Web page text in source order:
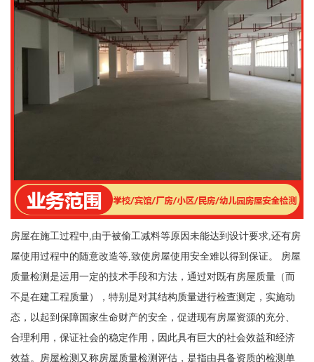
房屋在施工过程中,由于被偷工减料等原因未能达到设计要求,还有房
屋使用过程中的随意改造等,致使房屋使用安全难以得到保证。 房屋
质量检测是运用一定的技术手段和方法，通过对既有房屋质量（而
不是在建工程质量），特别是对其结构质量进行检查测定，实施动
态，以起到保障国家生命财产的安全，促进现有房屋资源的充分、
合理利用，保证社会的稳定作用，因此具有巨大的社会效益和经济
效益。房屋检测又称房屋质量检测评估，是指由具备资质的检测单